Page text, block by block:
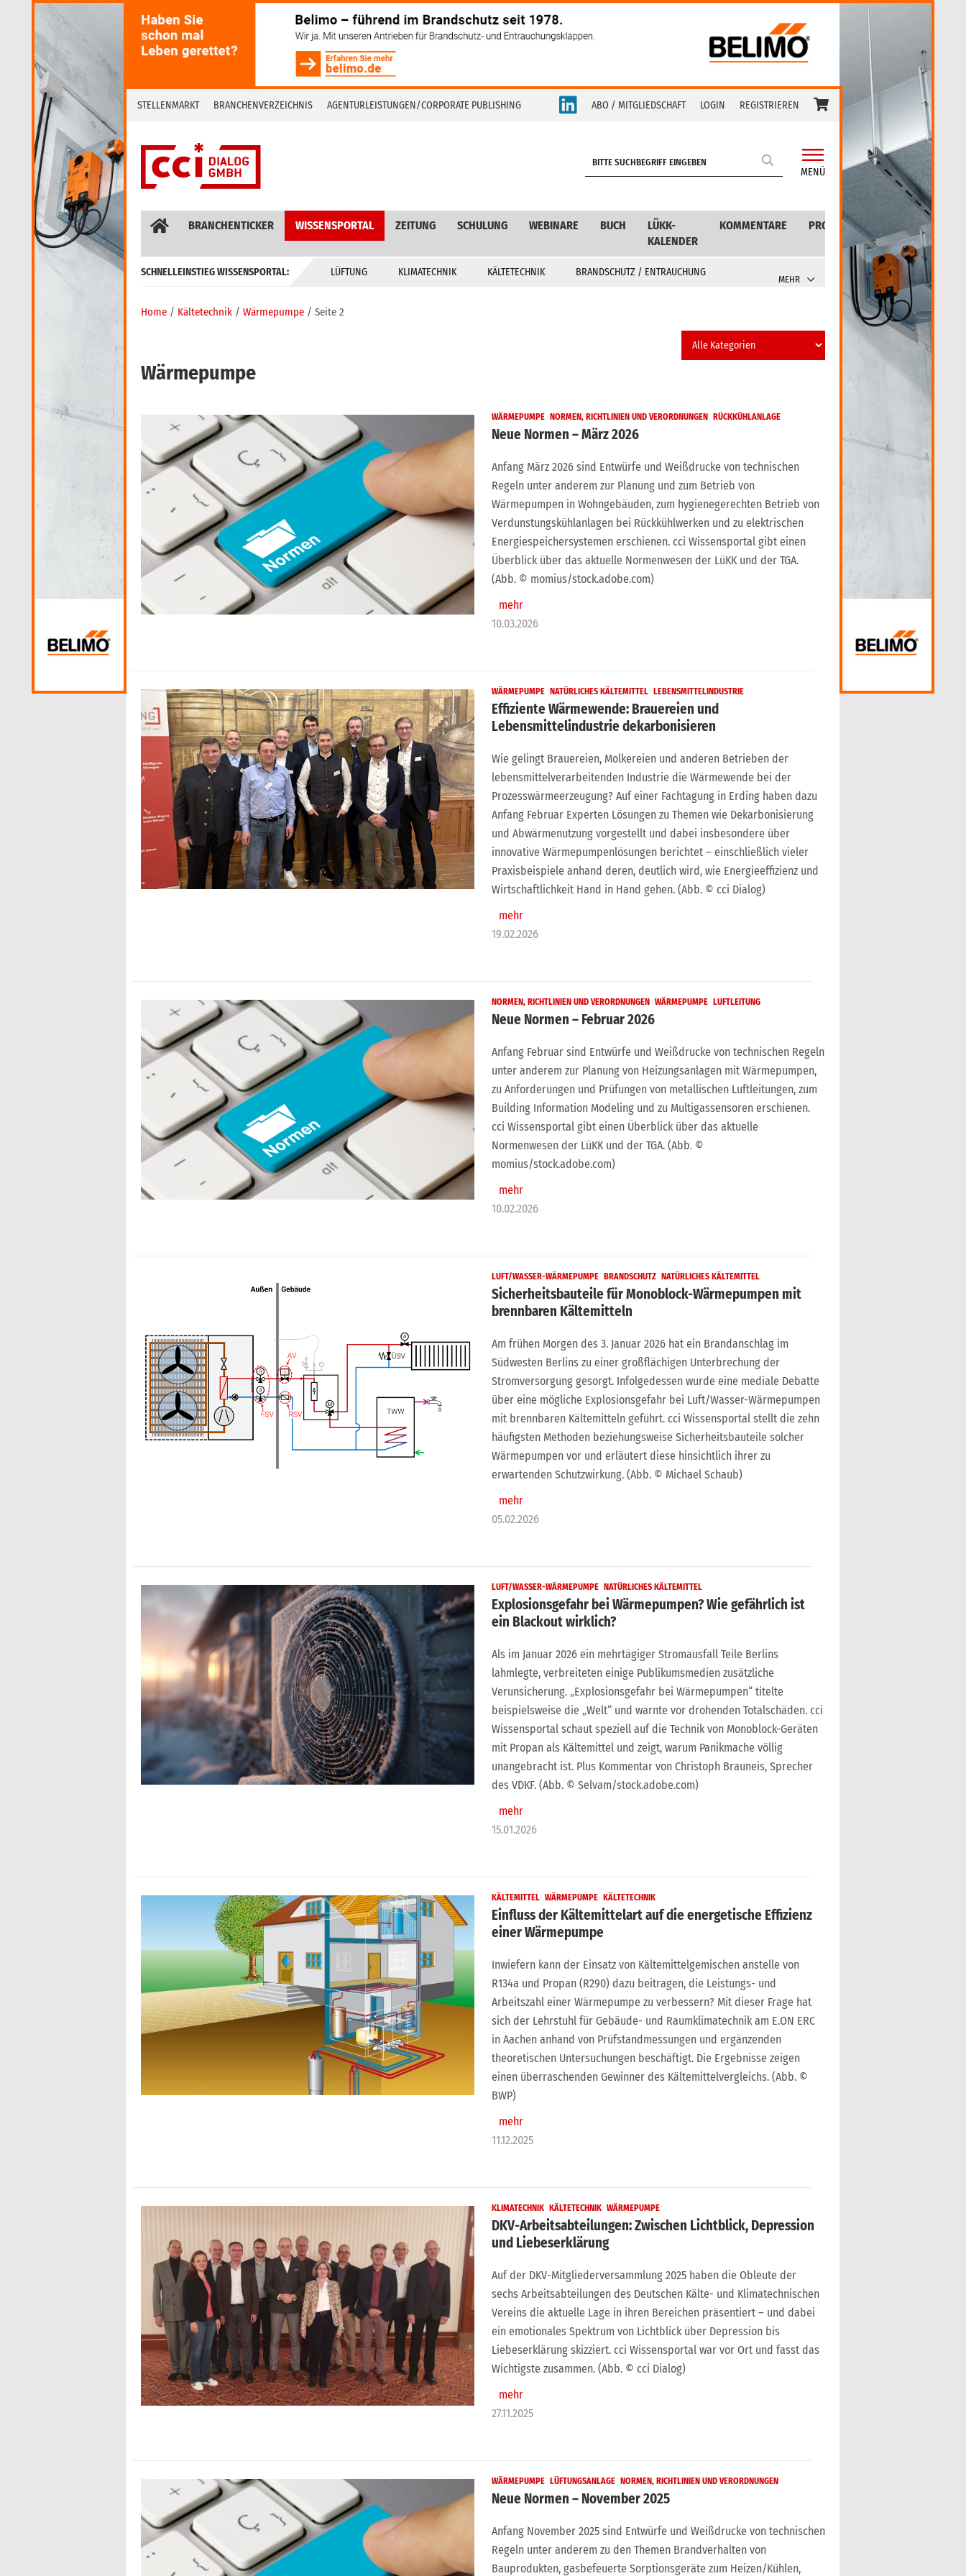
to
content
STELLENMARKT BRANCHENVERZEICHNIS AGENTURLEISTUNGEN/CORPORATE PUBLISHING ABO / MITGLIEDSCHAFT LOGIN REGISTRIEREN
MENÜ
BRANCHENTICKER WISSENSPORTAL ZEITUNG SCHULUNG WEBINARE BUCH
LÜKK-
KALENDER
KOMMENTARE PRODUKTE
SCHNELLEINSTIEG WISSENSPORTAL: LÜFTUNG KLIMATECHNIK KÄLTETECHNIK BRANDSCHUTZ / ENTRAUCHUNG
MEHR
Home Kältetechnik Wärmepumpe Seite 2
Wärmepumpe
WÄRMEPUMPE NORMEN, RICHTLINIEN UND VERORDNUNGEN RÜCKKÜHLANLAGE
Neue Normen – März 2026
Anfang März 2026 sind Entwürfe und Weißdrucke von technischen
Regeln unter anderem zur Planung und zum Betrieb von
Wärmepumpen in Wohngebäuden, zum hygienegerechten Betrieb von
Verdunstungskühlanlagen bei Rückkühlwerken und zu elektrischen
Energiespeichersystemen erschienen. cci Wissensportal gibt einen
Überblick über das aktuelle Normenwesen der LüKK und der TGA.
(Abb. © momius/stock.adobe.com)
mehr
10.03.2026
WÄRMEPUMPE NATÜRLICHES KÄLTEMITTEL LEBENSMITTELINDUSTRIE
Effiziente Wärmewende: Brauereien und
Lebensmittelindustrie dekarbonisieren
Wie gelingt Brauereien, Molkereien und anderen Betrieben der
lebensmittelverarbeitenden Industrie die Wärmewende bei der
Prozesswärmeerzeugung? Auf einer Fachtagung in Erding haben dazu
Anfang Februar Experten Lösungen zu Themen wie Dekarbonisierung
und Abwärmenutzung vorgestellt und dabei insbesondere über
innovative Wärmepumpenlösungen berichtet – einschließlich vieler
Praxisbeispiele anhand deren, deutlich wird, wie Energieeffizienz und
Wirtschaftlichkeit Hand in Hand gehen. (Abb. © cci Dialog)
mehr
19.02.2026
NORMEN, RICHTLINIEN UND VERORDNUNGEN WÄRMEPUMPE LUFTLEITUNG
Neue Normen – Februar 2026
Anfang Februar sind Entwürfe und Weißdrucke von technischen Regeln
unter anderem zur Planung von Heizungsanlagen mit Wärmepumpen,
zu Anforderungen und Prüfungen von metallischen Luftleitungen, zum
Building Information Modeling und zu Multigassensoren erschienen.
cci Wissensportal gibt einen Überblick über das aktuelle
Normenwesen der LüKK und der TGA. (Abb. ©
momius/stock.adobe.com)
mehr
10.02.2026
LUFT/WASSER-WÄRMEPUMPE BRANDSCHUTZ NATÜRLICHES KÄLTEMITTEL
Sicherheitsbauteile für Monoblock-Wärmepumpen mit
brennbaren Kältemitteln
Am frühen Morgen des 3. Januar 2026 hat ein Brandanschlag im
Südwesten Berlins zu einer großflächigen Unterbrechung der
Stromversorgung gesorgt. Infolgedessen wurde eine mediale Debatte
über eine mögliche Explosionsgefahr bei Luft/Wasser-Wärmepumpen
mit brennbaren Kältemitteln geführt. cci Wissensportal stellt die zehn
häufigsten Methoden beziehungsweise Sicherheitsbauteile solcher
Wärmepumpen vor und erläutert diese hinsichtlich ihrer zu
erwartenden Schutzwirkung. (Abb. © Michael Schaub)
mehr
05.02.2026
LUFT/WASSER-WÄRMEPUMPE NATÜRLICHES KÄLTEMITTEL
Explosionsgefahr bei Wärmepumpen? Wie gefährlich ist
ein Blackout wirklich?
Als im Januar 2026 ein mehrtägiger Stromausfall Teile Berlins
lahmlegte, verbreiteten einige Publikumsmedien zusätzliche
Verunsicherung. „Explosionsgefahr bei Wärmepumpen“ titelte
beispielsweise die „Welt“ und warnte vor drohenden Totalschäden. cci
Wissensportal schaut speziell auf die Technik von Monoblock-Geräten
mit Propan als Kältemittel und zeigt, warum Panikmache völlig
unangebracht ist. Plus Kommentar von Christoph Brauneis, Sprecher
des VDKF. (Abb. © Selvam/stock.adobe.com)
mehr
15.01.2026
KÄLTEMITTEL WÄRMEPUMPE KÄLTETECHNIK
Einfluss der Kältemittelart auf die energetische Effizienz
einer Wärmepumpe
Inwiefern kann der Einsatz von Kältemittelgemischen anstelle von
R134a und Propan (R290) dazu beitragen, die Leistungs- und
Arbeitszahl einer Wärmepumpe zu verbessern? Mit dieser Frage hat
sich der Lehrstuhl für Gebäude- und Raumklimatechnik am E.ON ERC
in Aachen anhand von Prüfstandmessungen und ergänzenden
theoretischen Untersuchungen beschäftigt. Die Ergebnisse zeigen
einen überraschenden Gewinner des Kältemittelvergleichs. (Abb. ©
BWP)
mehr
11.12.2025
KLIMATECHNIK KÄLTETECHNIK WÄRMEPUMPE
DKV-Arbeitsabteilungen: Zwischen Lichtblick, Depression
und Liebeserklärung
Auf der DKV-Mitgliederversammlung 2025 haben die Obleute der
sechs Arbeitsabteilungen des Deutschen Kälte- und Klimatechnischen
Vereins die aktuelle Lage in ihren Bereichen präsentiert – und dabei
ein emotionales Spektrum von Lichtblick über Depression bis
Liebeserklärung skizziert. cci Wissensportal war vor Ort und fasst das
Wichtigste zusammen. (Abb. © cci Dialog)
mehr
27.11.2025
WÄRMEPUMPE LÜFTUNGSANLAGE NORMEN, RICHTLINIEN UND VERORDNUNGEN
Neue Normen – November 2025
Anfang November 2025 sind Entwürfe und Weißdrucke von technischen
Regeln unter anderem zu den Themen Brandverhalten von
Bauprodukten, gasbefeuerte Sorptionsgeräte zum Heizen/Kühlen,